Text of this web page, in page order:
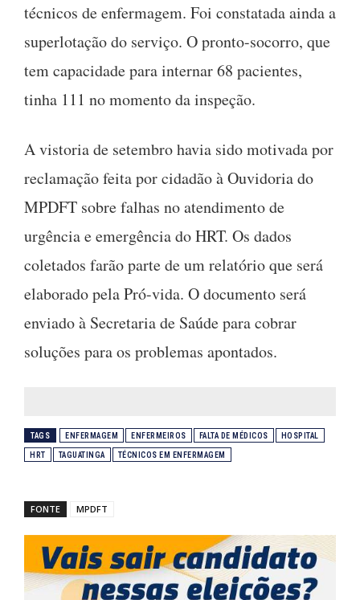
técnicos de enfermagem. Foi constatada ainda a
superlotação do serviço. O pronto-socorro, que
tem capacidade para internar 68 pacientes,
tinha 111 no momento da inspeção.
A vistoria de setembro havia sido motivada por
reclamação feita por cidadão à Ouvidoria do
MPDFT sobre falhas no atendimento de
urgência e emergência do HRT. Os dados
coletados farão parte de um relatório que será
elaborado pela Pró-vida. O documento será
enviado à Secretaria de Saúde para cobrar
soluções para os problemas apontados.
TAGS ENFERMAGEM ENFERMEIROS FALTA DE MÉDICOS HOSPITAL
HRT TAGUATINGA TÉCNICOS EM ENFERMAGEM
FONTE MPDFT